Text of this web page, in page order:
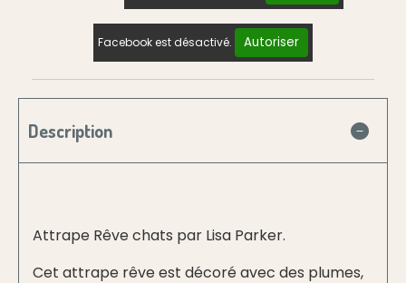
Facebook est désactivé. Autoriser
Description
Attrape Rêve chats par Lisa Parker.
Cet attrape rêve est décoré avec des plumes,